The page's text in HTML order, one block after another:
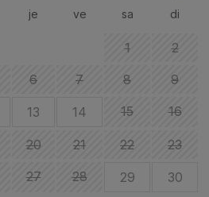
je ve sa di
1
2
6 7 8
9
13 14 15 16
20 21 22
23
27 28 29 30